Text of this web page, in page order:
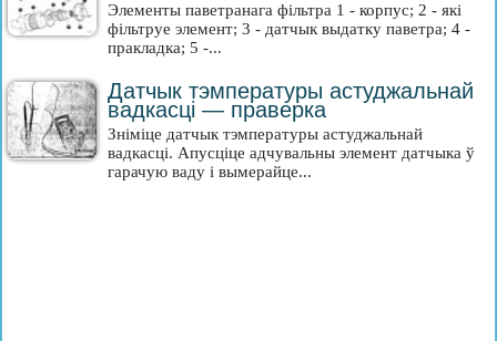
Элементы паветранага фільтра 1 - корпус; 2 - які
фільтруе элемент; 3 - датчык выдатку паветра; 4 -
пракладка; 5 -...
Датчык тэмпературы астуджальнай
вадкасці — праверка
Зніміце датчык тэмпературы астуджальнай
вадкасці. Апусціце адчувальны элемент датчыка ў
гарачую ваду і вымерайце...